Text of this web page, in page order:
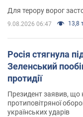
Для терору ворог
9.08.2026 06:47 13,8
Росія стягнула
Зеленський
протидії
Президент заявив, що
протиповітряної
українських ударів